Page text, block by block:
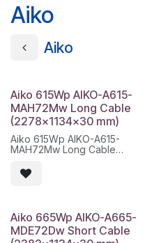
Aiko
Aiko
Aiko 615Wp AIKO-A615-
MAH72Mw Long Cable
(2278x1134x30 mm)
Aiko 615Wp AIKO-A615-
MAH72Mw Long Cable
Modelo fabricante: AIKO-
A615-MAH72Mw
Medidas módulo: 2278 x 1134
x 30 mm
Peso neto módulo: 27 kg
Aiko 665Wp AIKO-A665-
MDE72Dw Short Cable